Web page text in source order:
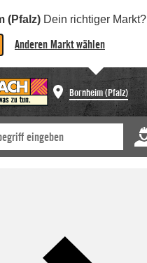
(Pfalz) Dein richtiger Markt?
Anderen Markt wählen
Bornheim (Pfalz)